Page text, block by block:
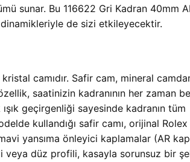
sunar. Bu 116622 Gri Kadran 40mm
dinamikleriyle de sizi etkileyecektir.
camıdır. Safir cam, mineral
saatinizin kadranının her zaman
geçirgenliği sayesinde kadranın tüm
kullandığı safir camı, orijinal Rolex
yansıma önleyici kaplamalar (AR
veya düz profili, kasayla sorunsuz bir